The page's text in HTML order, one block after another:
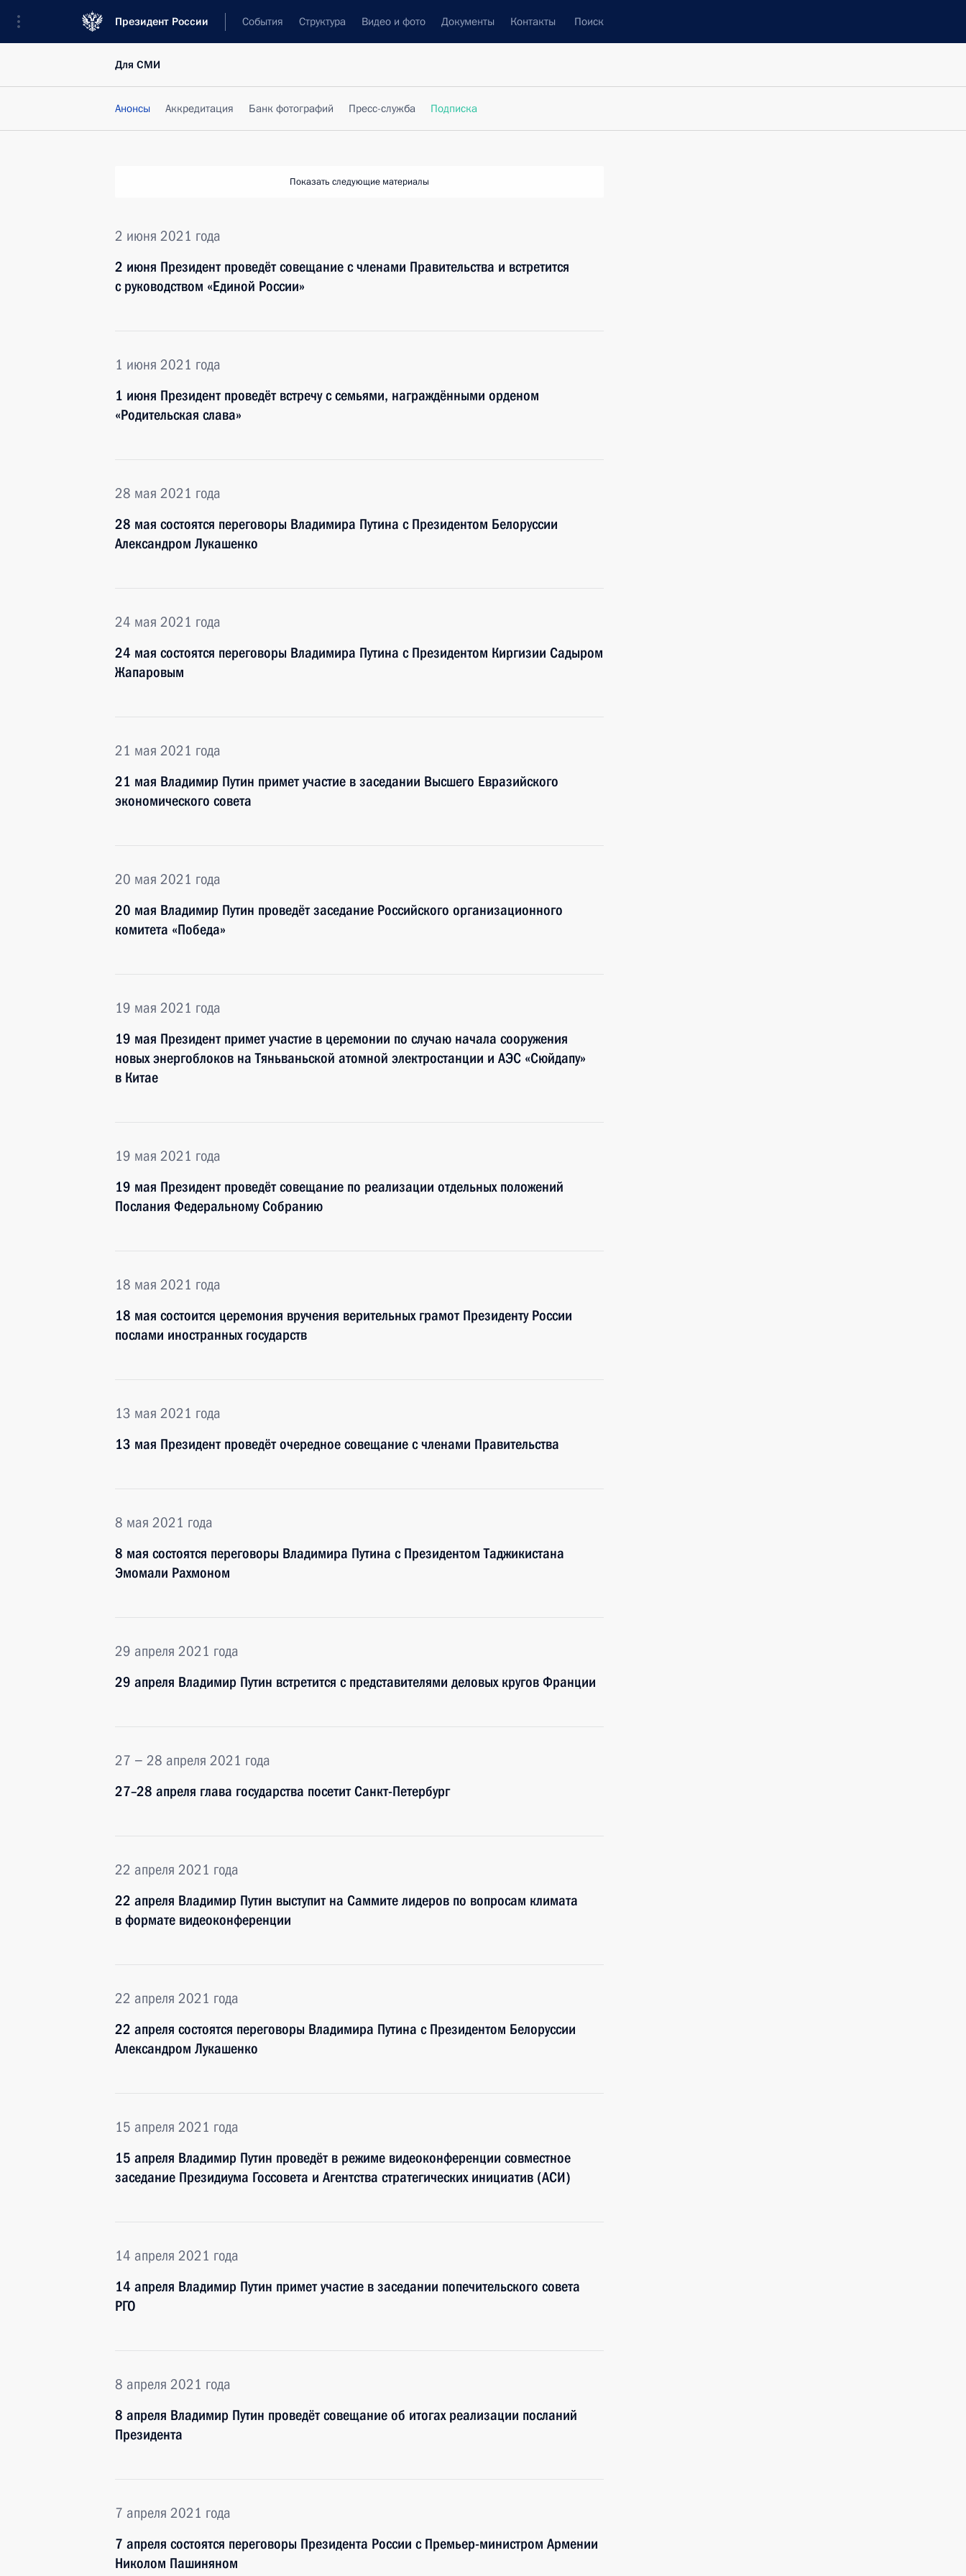
Президент России События Структура Видео и фото Документы Контакты Поиск
Для СМИ
Анонсы Аккредитация Банк фотографий Пресс-служба Подписка
Показать следующие материалы
2 июня 2021 года
2 июня Президент проведёт совещание с членами Правительства и встретится
с руководством «Единой России»
1 июня 2021 года
1 июня Президент проведёт встречу с семьями, награждёнными орденом
«Родительская слава»
28 мая 2021 года
28 мая состоятся переговоры Владимира Путина с Президентом Белоруссии
Александром Лукашенко
24 мая 2021 года
24 мая состоятся переговоры Владимира Путина с Президентом Киргизии Садыром
Жапаровым
21 мая 2021 года
21 мая Владимир Путин примет участие в заседании Высшего Евразийского
экономического совета
20 мая 2021 года
20 мая Владимир Путин проведёт заседание Российского организационного
комитета «Победа»
19 мая 2021 года
19 мая Президент примет участие в церемонии по случаю начала сооружения
новых энергоблоков на Тяньваньской атомной электростанции и АЭС «Сюйдапу»
в Китае
19 мая 2021 года
19 мая Президент проведёт совещание по реализации отдельных положений
Послания Федеральному Собранию
18 мая 2021 года
18 мая состоится церемония вручения верительных грамот Президенту России
послами иностранных государств
13 мая 2021 года
13 мая Президент проведёт очередное совещание с членами Правительства
8 мая 2021 года
8 мая состоятся переговоры Владимира Путина с Президентом Таджикистана
Эмомали Рахмоном
29 апреля 2021 года
29 апреля Владимир Путин встретится с представителями деловых кругов Франции
27 − 28 апреля 2021 года
27–28 апреля глава государства посетит Санкт-Петербург
22 апреля 2021 года
22 апреля Владимир Путин выступит на Саммите лидеров по вопросам климата
в формате видеоконференции
22 апреля 2021 года
22 апреля состоятся переговоры Владимира Путина с Президентом Белоруссии
Александром Лукашенко
15 апреля 2021 года
15 апреля Владимир Путин проведёт в режиме видеоконференции совместное
заседание Президиума Госсовета и Агентства стратегических инициатив (АСИ)
14 апреля 2021 года
14 апреля Владимир Путин примет участие в заседании попечительского совета
РГО
8 апреля 2021 года
8 апреля Владимир Путин проведёт совещание об итогах реализации посланий
Президента
7 апреля 2021 года
7 апреля состоятся переговоры Президента России с Премьер-министром Армении
Николом Пашиняном